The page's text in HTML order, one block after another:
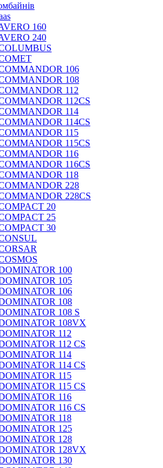
160
240
106
108
112
112CS
114
114CS
115
115CS
116
116CS
118
228
228CS
20
25
30
100
105
106
108
108 S
108VX
112
112 CS
114
114 CS
115
115 CS
116
116 CS
118
125
128
128VX
130